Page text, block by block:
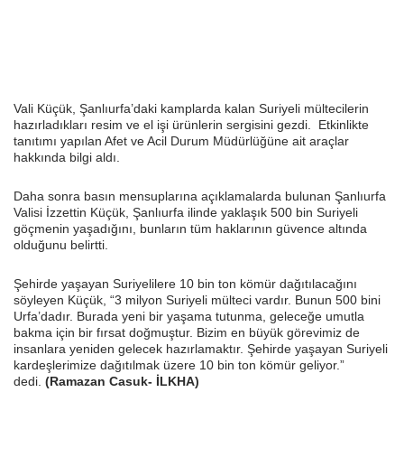
Vali Küçük, Şanlıurfa’daki kamplarda kalan Suriyeli mültecilerin
hazırladıkları resim ve el işi ürünlerin sergisini gezdi. Etkinlikte
tanıtımı yapılan Afet ve Acil Durum Müdürlüğüne ait araçlar
hakkında bilgi aldı.
Daha sonra basın mensuplarına açıklamalarda bulunan Şanlıurfa
Valisi İzzettin Küçük, Şanlıurfa ilinde yaklaşık 500 bin Suriyeli
göçmenin yaşadığını, bunların tüm haklarının güvence altında
olduğunu belirtti.
Şehirde yaşayan Suriyelilere 10 bin ton kömür dağıtılacağını
söyleyen Küçük, “3 milyon Suriyeli mülteci vardır. Bunun 500 bini
Urfa’dadır. Burada yeni bir yaşama tutunma, geleceğe umutla
bakma için bir fırsat doğmuştur. Bizim en büyük görevimiz de
insanlara yeniden gelecek hazırlamaktır. Şehirde yaşayan Suriyeli
kardeşlerimize dağıtılmak üzere 10 bin ton kömür geliyor.”
dedi. (Ramazan Casuk- İLKHA)